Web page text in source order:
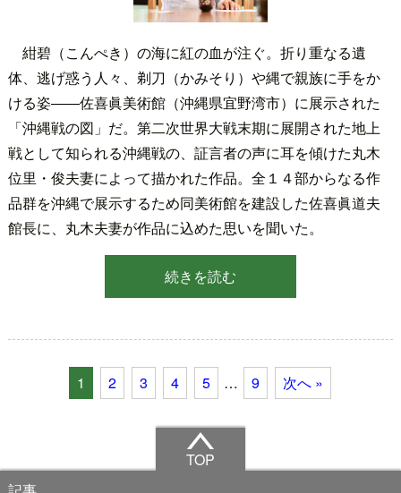
紺碧（こんぺき）の海に紅の血が注ぐ。折り重なる遺
体、逃げ惑う人々、剃刀（かみそり）や縄で親族に手をか
ける姿――佐喜眞美術館（沖縄県宜野湾市）に展示された
「沖縄戦の図」だ。第二次世界大戦末期に展開された地上
戦として知られる沖縄戦の、証言者の声に耳を傾けた丸木
位里・俊夫妻によって描かれた作品。全１４部からなる作
品群を沖縄で展示するため同美術館を建設した佐喜眞道夫
館長に、丸木夫妻が作品に込めた思いを聞いた。
続きを読む
1 2 3 4 5 … 9 次へ »
TOP